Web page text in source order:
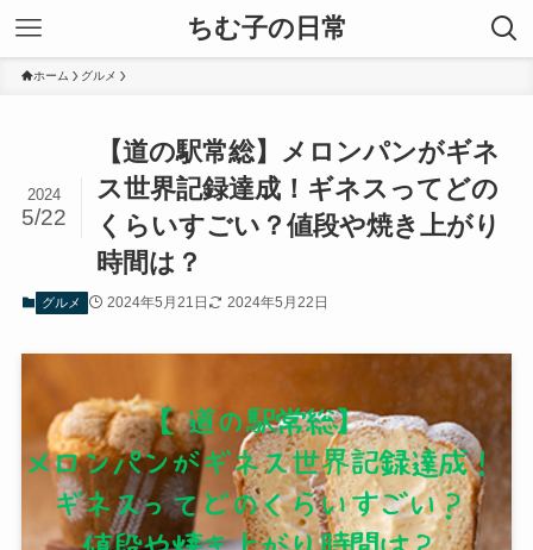
ちむ子の日常
ホーム グルメ
【道の駅常総】メロンパンがギネ
ス世界記録達成！ギネスってどの
くらいすごい？値段や焼き上がり
時間は？
2024
5/22
グルメ 2024年5月21日 2024年5月22日